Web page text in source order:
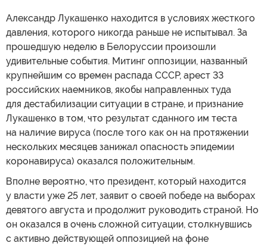
Александр Лукашенко находится в условиях жесткого
давления, которого никогда раньше не испытывал. За
прошедшую неделю в Белоруссии произошли
удивительные события. Митинг оппозиции, названный
крупнейшим со времен распада СССР, арест 33
российских наемников, якобы направленных туда
для дестабилизации ситуации в стране, и признание
Лукашенко в том, что результат сданного им теста
на наличие вируса (после того как он на протяжении
нескольких месяцев занижал опасность эпидемии
коронавируса) оказался положительным.
Вполне вероятно, что президент, который находится
у власти уже 25 лет, заявит о своей победе на выборах
девятого августа и продолжит руководить страной. Но
он оказался в очень сложной ситуации, столкнувшись
с активно действующей оппозицией на фоне